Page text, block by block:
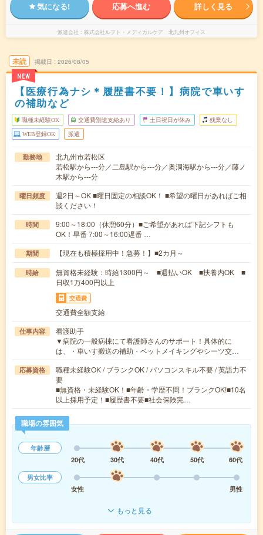
気になる! 応募へ進む 詳しく見る
派遣会社 株式会社ルフト・メディカルケア 北九州オフィス
未読
NEW
掲載日 2026/08/05
【医療行為ナシ＊履歴書不要！】病院で車いす
の補助など
職種未経験OK 交通費別途支給あり 土日祝日が休み 残業なし
WEB登録OK 派遣
勤務地
北九州市若松区
若松駅から---分／二島駅から---分／奥洞海駅から---分／藤ノ
木駅から---分
曜日頻度
週2日～OK ■曜日固定の相談OK！ ■希望の曜日があればご相
談ください！
時間
9:00～18:00（休憩60分）■ご希望があれば下記シフトも
OK！早番 7:00～16:00遅番 …
期間 【現在も積極採用中！急募！】■2カ月～
時給
無資格未経験：時給1300円～ ■週払いOK ■扶養内OK ■
日収1万400円以上
交通費
交通費全額支給
仕事内容
看護助手
▼病院の一般病棟にて看護師さんのサポート！具体的に
は、・車いす搬送の補助・ベットメイキングやシーツ交…
応募資格
職種未経験OK / ブランクOK / パソコンスキル不要 / 英語力不
要
■無資格・未経験OK！■年齢・学歴不問！ブランクOK!■10名
以上採用予定！■履歴書不要■社会保険完…
職場の雰囲気
年齢層
20代
30代 40代 50代
60代
男女比率
女性
男性
もっと見る